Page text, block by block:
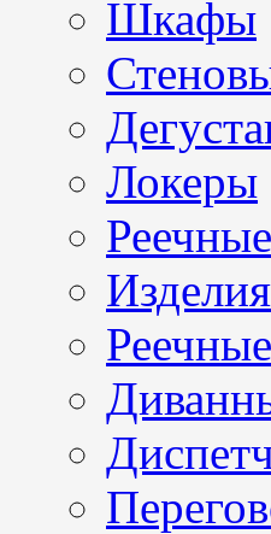
Шкафы
Локеры